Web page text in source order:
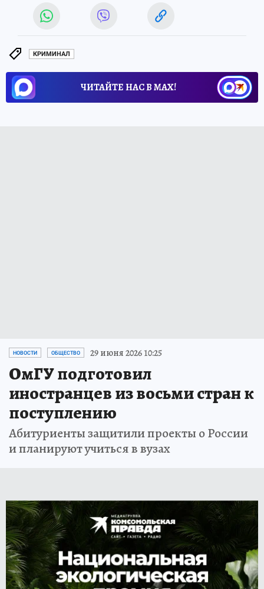
КРИМИНАЛ
ЧИТАЙТЕ НАС В МАХ!
НОВОСТИ ОБЩЕСТВО 29 июня 2026 10:25
ОмГУ подготовил
иностранцев из восьми стран к
поступлению
Абитуриенты защитили проекты о России
и планируют учиться в вузах